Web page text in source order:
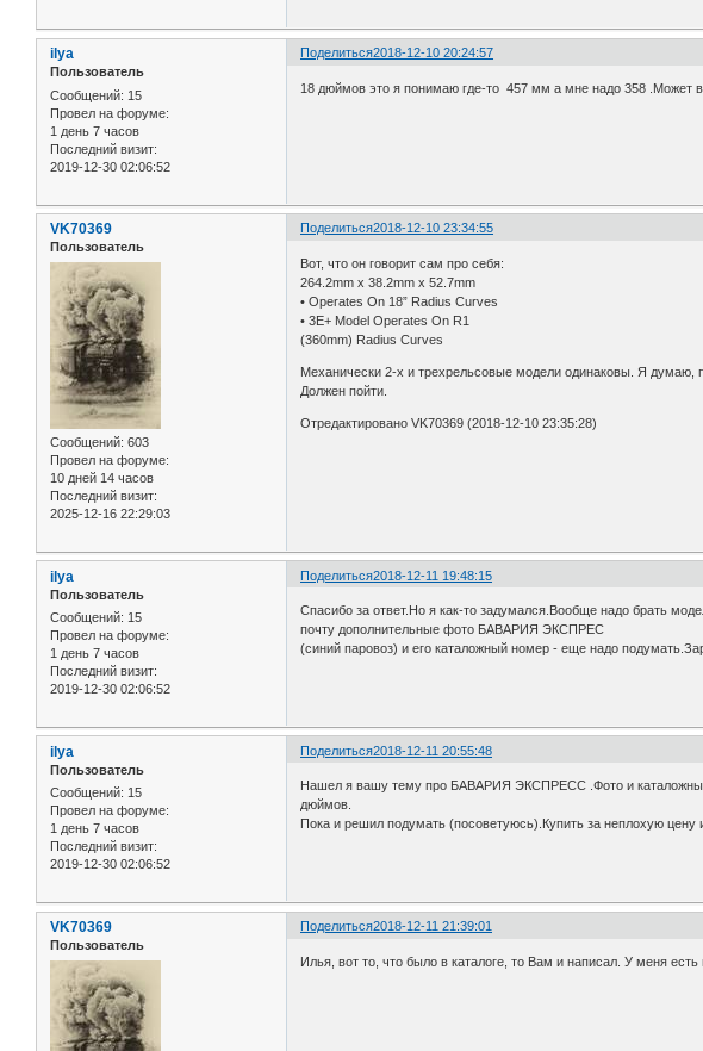
Поделиться2018-12-10 20:24:57
ilya
Пользователь
Сообщений: 15
Провел на форуме:
1 день 7 часов
Последний визит:
2019-12-30 02:06:52
18 дюймов это я понимаю где-то 457 мм а мне надо 358 .Может
Поделиться2018-12-10 23:34:55
VK70369
Пользователь
Сообщений: 603
Провел на форуме:
10 дней 14 часов
Последний визит:
2025-12-16 22:29:03
Вот, что он говорит сам про себя:
264.2mm x 38.2mm x 52.7mm
• Operates On 18” Radius Curves
• 3E+ Model Operates On R1
(360mm) Radius Curves
Механически 2-х и трехрельсовые модели одинаковы. Я думаю,
Должен пойти.
Отредактировано VK70369 (2018-12-10 23:35:28)
Поделиться2018-12-11 19:48:15
ilya
Пользователь
Сообщений: 15
Провел на форуме:
1 день 7 часов
Последний визит:
2019-12-30 02:06:52
Спасибо за ответ.Но я как-то задумался.Вообще надо брать
почту дополнительные фото БАВАРИЯ ЭКСПРЕС
(синий паровоз) и его каталожный номер - еще надо
Поделиться2018-12-11 20:55:48
ilya
Пользователь
Сообщений: 15
Провел на форуме:
1 день 7 часов
Последний визит:
2019-12-30 02:06:52
Нашел я вашу тему про БАВАРИЯ ЭКСПРЕСС .Фото и каталожный
дюймов.
Пока и решил подумать (посоветуюсь).Купить за неплохую цену
Поделиться2018-12-11 21:39:01
VK70369
Пользователь
Илья, вот то, что было в каталоге, то Вам и написал. У меня